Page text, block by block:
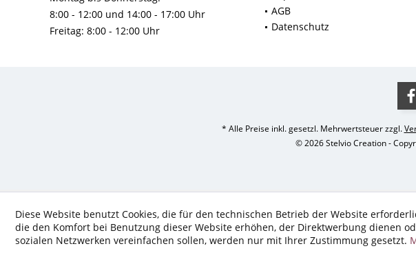
8:00 - 12:00 und 14:00 - 17:00 Uhr
Freitag: 8:00 - 12:00 Uhr
AGB
Datenschutz
* Alle Preise inkl. gesetzl. Mehrwertsteuer zzgl.
© 2026 Stelvio Creation -
Diese Website benutzt Cookies, die für den technischen Betrieb der Website
die den Komfort bei Benutzung dieser Website erhöhen, der Direktwerbung dienen
sozialen Netzwerken vereinfachen sollen, werden nur mit Ihrer Zustimmung gesetzt.